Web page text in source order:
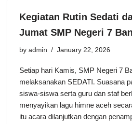
Kegiatan Rutin Sedati
Jumat SMP Negeri 7
by admin January 22, 2026
Setiap hari Kamis, SMP Negeri 7
melaksanakan SEDATI. Suasana
siswa-siswa serta guru dan staf
menyayikan lagu himne aceh
itu acara dilanjutkan dengan